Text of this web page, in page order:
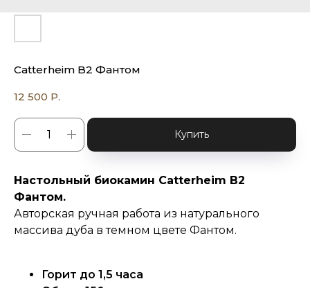
Catterheim B2 Фантом
12 500 Р.
Купить
Настольный биокамин Catterheim B2
Фантом.
Авторская ручная работа из натурального
массива дуба в темном цвете Фантом.
Горит до 1,5 часа